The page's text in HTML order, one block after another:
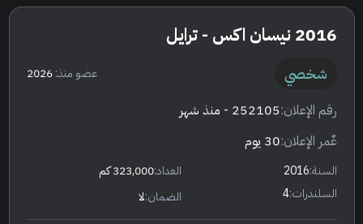
2016 نيسان اكس - ترايل
شخصي عضو منذ:2026
رقم الإعلان:252105 - منذ شهر
عٌمر الإعلان:30 يوم
السنة:2016 العداد:323,000 كم
السلندرات:4 الضمان:لا